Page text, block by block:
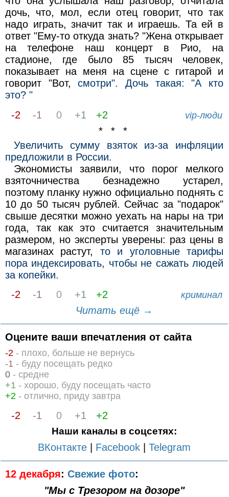
дочь, что, мол, если отец говорит, что так
надо играть, значит так и играешь. Та ей в
ответ "Ему-то откуда знать? "Жена открывает
на телефоне наш концерт в Рио, на
стадионе, где было 85 тысяч человек,
показывает на меня на сцене с гитарой и
говорит "Вот,смотри". Дочь такая: "А кто
это? "
-2
-1 0 +1 +2 vip-люди
* * *
Увеличить сумму взяток из-за инфляции
предложили в России.
Экономисты заявили, что порог мелкого
взяточничества безнадежно устарел,
поэтому планку нужно официально поднять с
10 до 50 тысяч рублей. Сейчас за "подарок"
свыше десятки можно уехать на нары на три
года, так как это считается значительным
размером, но эксперты уверены: раз цены в
магазинах растут, то и уголовные тарифы
пора индексировать, чтобы не сажать людей
за копейки.
-2
-1 0 +1 +2 криминал
Читать ещё →
Оцените ваши впечатления от сайта
-2- плохо, больше не вернусь
-1 - буду посещать редко
0- средне
+1 - хорошо, буду посещать часто
+2- отлично, приду завтра
-2 -1 0 +1 +2
Наши каналы в соцсетях:
ВКонтакте | Facebook | Telegram
12 декабря: Свежие фото:
"Мы с Трезором на дозоре"